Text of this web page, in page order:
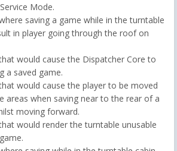
Mode.
saving a game while in the turntable
in player going through the roof on
would cause the Dispatcher Core to
a saved game.
would cause the player to be moved
areas when saving near to the rear of a
moving forward.
would render the turntable unusable